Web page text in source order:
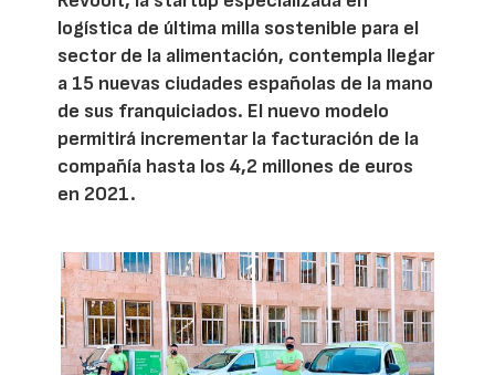
logística de última milla sostenible para el
sector de la alimentación, contempla llegar
a 15 nuevas ciudades españolas de la mano
de sus franquiciados. El nuevo modelo
permitirá incrementar la facturación de la
compañía hasta los 4,2 millones de euros
en 2021.